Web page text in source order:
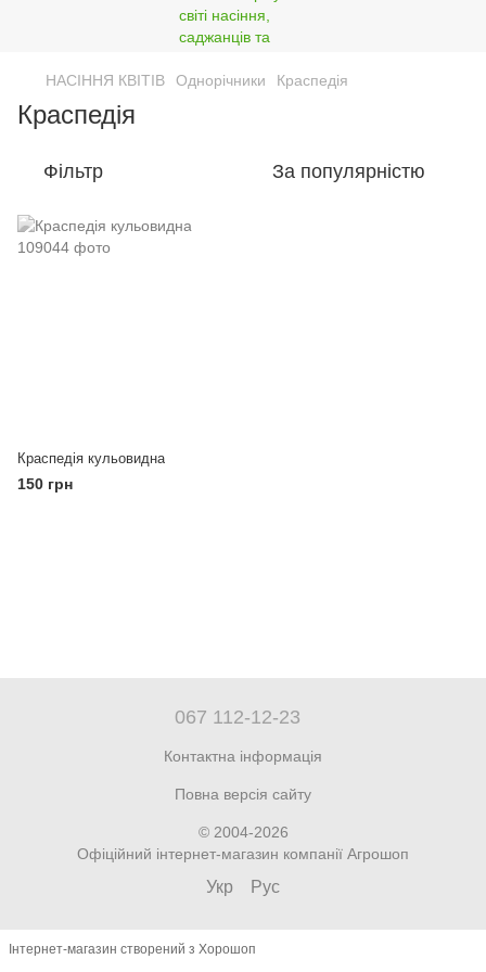
НАСІННЯ КВІТІВ Однорічники Краспедія
Краспедія
Фільтр За популярністю
Краспедія кульовидна
150 грн
067 112-12-23
Контактна інформація
Повна версія сайту
© 2004-2026
Офіційний інтернет-магазин компанії Агрошоп
Укр Рус
Інтернет-магазин створений з Хорошоп